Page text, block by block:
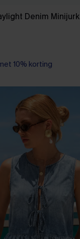
Denim Minijurk
10% korting